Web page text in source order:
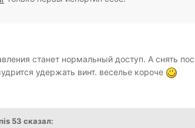
станет нормальный доступ. А снять
удержать винт. веселье короче
53 сказал: